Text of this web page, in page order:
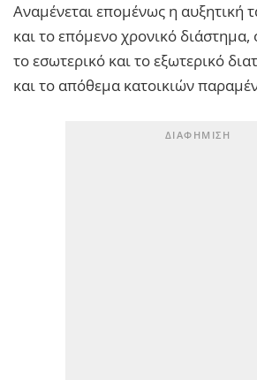
Αναμένεται επομένως η αυξητική
και το επόμενο χρονικό
το εσωτερικό και το εξωτερικό
και το απόθεμα κατοικιών